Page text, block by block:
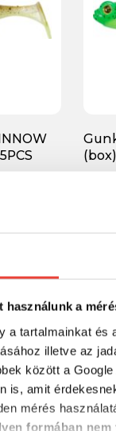
a
a tartalmainkat
illetve az
között a
is, amit
mérés
formában